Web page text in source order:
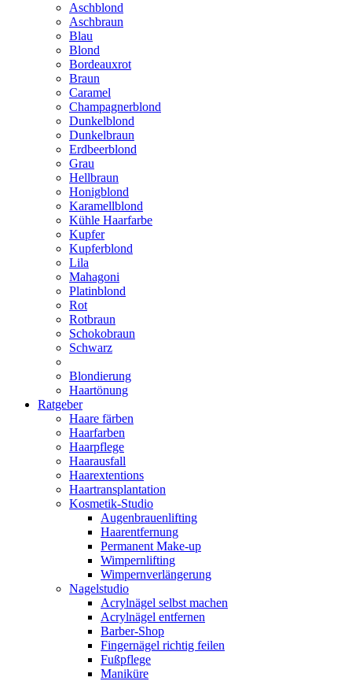
Aschblond
Aschbraun
Blau
Blond
Bordeauxrot
Braun
Caramel
Champagnerblond
Dunkelblond
Dunkelbraun
Erdbeerblond
Grau
Hellbraun
Honigblond
Karamellblond
Kühle Haarfarbe
Kupfer
Kupferblond
Lila
Mahagoni
Platinblond
Rot
Rotbraun
Schokobraun
Schwarz
Blondierung
Haartönung
Ratgeber
Haare färben
Haarfarben
Haarpflege
Haarausfall
Haarextentions
Haartransplantation
Kosmetik-Studio
Augenbrauenlifting
Haarentfernung
Permanent Make-up
Wimpernlifting
Wimpernverlängerung
Nagelstudio
Acrylnägel selbst machen
Acrylnägel entfernen
Barber-Shop
Fingernägel richtig feilen
Fußpflege
Maniküre